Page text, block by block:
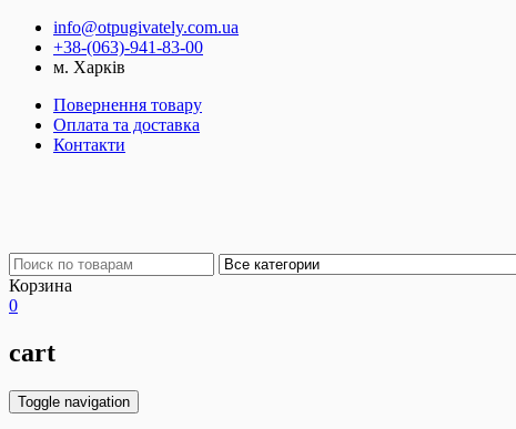
info@otpugivately.com.ua
+38-(063)-941-83-00
м. Харків
Повернення товару
Оплата та доставка
Контакти
Корзина
0
cart
Toggle navigation